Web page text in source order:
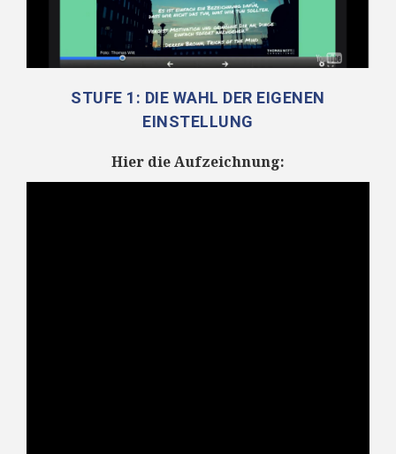
STUFE 1: DIE WAHL DER EIGENEN
EINSTELLUNG
Hier die Aufzeichnung: